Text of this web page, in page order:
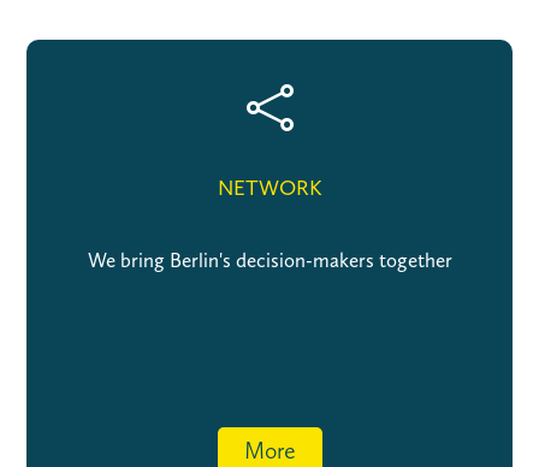

NETWORK
We bring Berlin's decision-makers together
More